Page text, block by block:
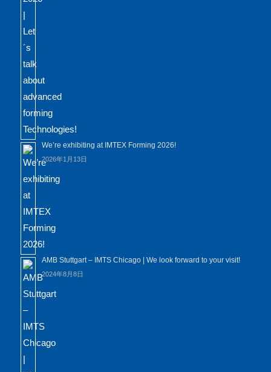
We’re exhibiting at IMTEX Forming 2026!
2026年1月13日
AMB Stuttgart – IMTS Chicago | We look forward to your visit!
2024年8月8日